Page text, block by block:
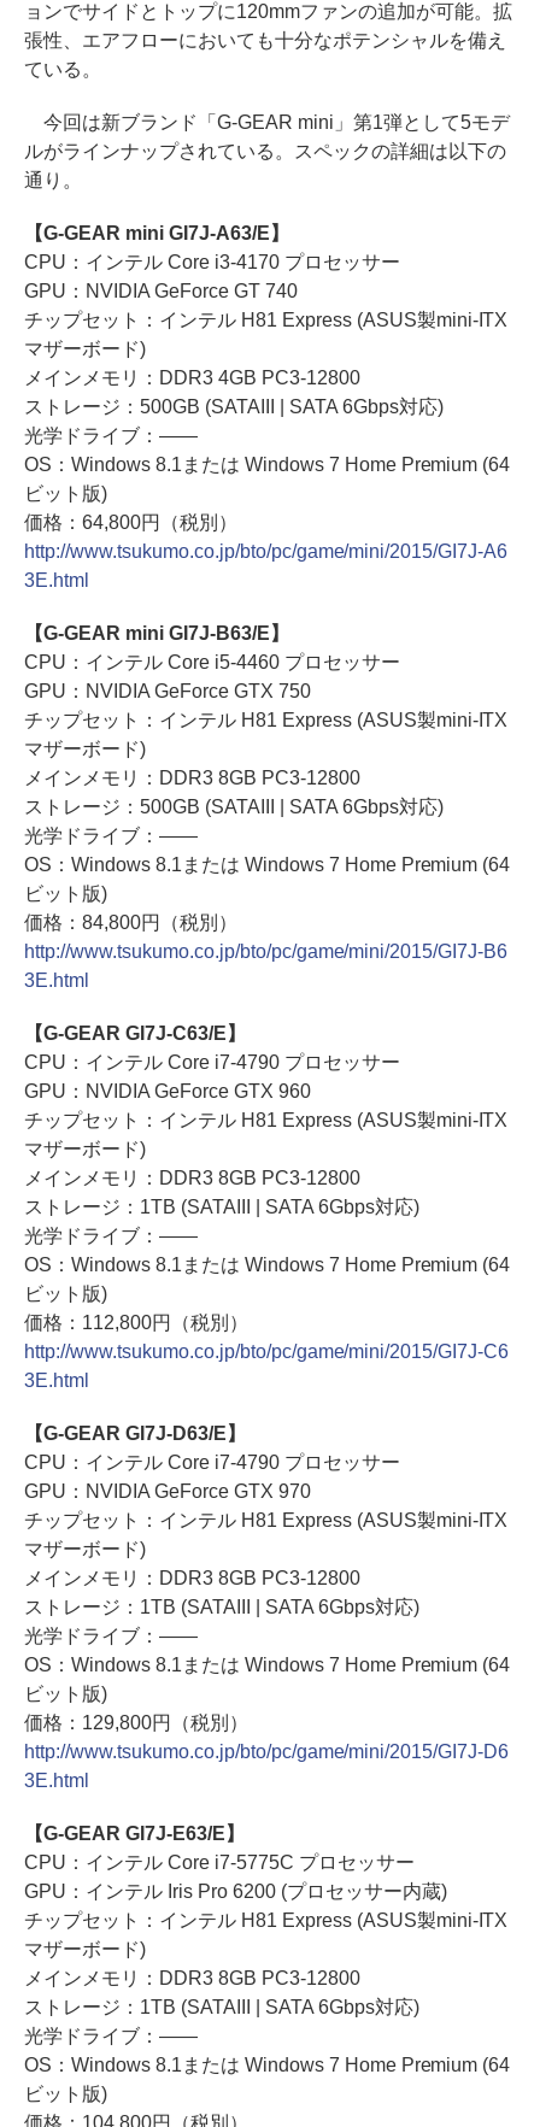
ョンでサイドとトップに120mmファンの追加が可能。拡
張性、エアフローにおいても十分なポテンシャルを備え
ている。
今回は新ブランド「G-GEAR mini」第1弾として5モデ
ルがラインナップされている。スペックの詳細は以下の
通り。
【G-GEAR mini GI7J-A63/E】
CPU：インテル Core i3-4170 プロセッサー
GPU：NVIDIA GeForce GT 740
チップセット：インテル H81 Express (ASUS製mini-ITX
マザーボード)
メインメモリ：DDR3 4GB PC3-12800
ストレージ：500GB (SATAIII | SATA 6Gbps対応)
光学ドライブ：――
OS：Windows 8.1または Windows 7 Home Premium (64
ビット版)
価格：64,800円（税別）
http://www.tsukumo.co.jp/bto/pc/game/mini/2015/GI7J-A6
3E.html
【G-GEAR mini GI7J-B63/E】
CPU：インテル Core i5-4460 プロセッサー
GPU：NVIDIA GeForce GTX 750
チップセット：インテル H81 Express (ASUS製mini-ITX
マザーボード)
メインメモリ：DDR3 8GB PC3-12800
ストレージ：500GB (SATAIII | SATA 6Gbps対応)
光学ドライブ：――
OS：Windows 8.1または Windows 7 Home Premium (64
ビット版)
価格：84,800円（税別）
http://www.tsukumo.co.jp/bto/pc/game/mini/2015/GI7J-B6
3E.html
【G-GEAR GI7J-C63/E】
CPU：インテル Core i7-4790 プロセッサー
GPU：NVIDIA GeForce GTX 960
チップセット：インテル H81 Express (ASUS製mini-ITX
マザーボード)
メインメモリ：DDR3 8GB PC3-12800
ストレージ：1TB (SATAIII | SATA 6Gbps対応)
光学ドライブ：――
OS：Windows 8.1または Windows 7 Home Premium (64
ビット版)
価格：112,800円（税別）
http://www.tsukumo.co.jp/bto/pc/game/mini/2015/GI7J-C6
3E.html
【G-GEAR GI7J-D63/E】
CPU：インテル Core i7-4790 プロセッサー
GPU：NVIDIA GeForce GTX 970
チップセット：インテル H81 Express (ASUS製mini-ITX
マザーボード)
メインメモリ：DDR3 8GB PC3-12800
ストレージ：1TB (SATAIII | SATA 6Gbps対応)
光学ドライブ：――
OS：Windows 8.1または Windows 7 Home Premium (64
ビット版)
価格：129,800円（税別）
http://www.tsukumo.co.jp/bto/pc/game/mini/2015/GI7J-D6
3E.html
【G-GEAR GI7J-E63/E】
CPU：インテル Core i7-5775C プロセッサー
GPU：インテル Iris Pro 6200 (プロセッサー内蔵)
チップセット：インテル H81 Express (ASUS製mini-ITX
マザーボード)
メインメモリ：DDR3 8GB PC3-12800
ストレージ：1TB (SATAIII | SATA 6Gbps対応)
光学ドライブ：――
OS：Windows 8.1または Windows 7 Home Premium (64
ビット版)
価格：104,800円（税別）